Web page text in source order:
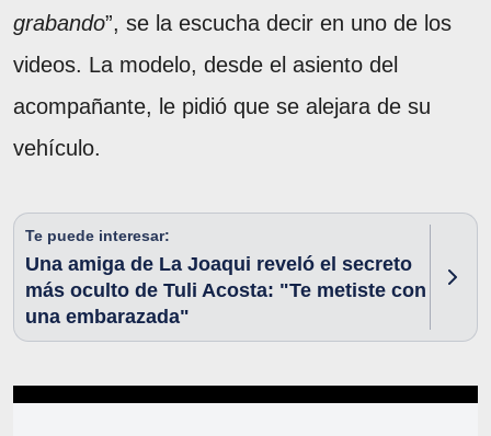
grabando”, se la escucha decir en uno de los
videos. La modelo, desde el asiento del
acompañante, le pidió que se alejara de su
vehículo.
Te puede interesar:
Una amiga de La Joaqui reveló el secreto
más oculto de Tuli Acosta: "Te metiste con
una embarazada"